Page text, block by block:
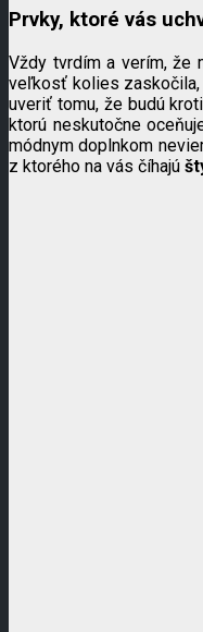
Prvky, ktoré vás
Vždy tvrdím a verím, že
veľkosť kolies
uveriť tomu, že budú
ktorú neskutočne
módnym doplnkom
z ktorého na vás číhajú